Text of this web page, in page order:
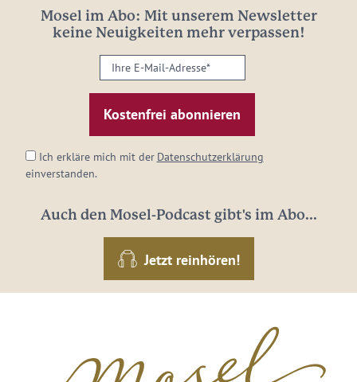
Mosel im Abo: Mit unserem Newsletter
keine Neuigkeiten mehr verpassen!
Ihre
E-
Mail-
Adresse:
Ich erkläre mich mit der Datenschutzerklärung
einverstanden.
Auch den Mosel-Podcast gibt's im Abo...
Jetzt reinhören!